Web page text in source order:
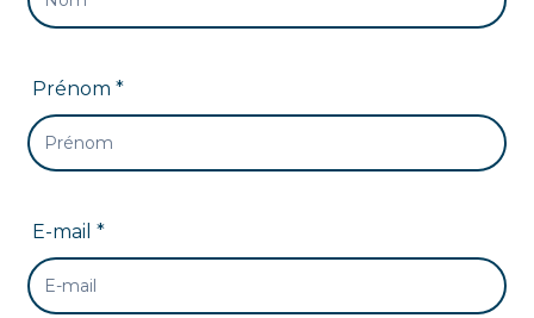
Prénom *
E-mail *